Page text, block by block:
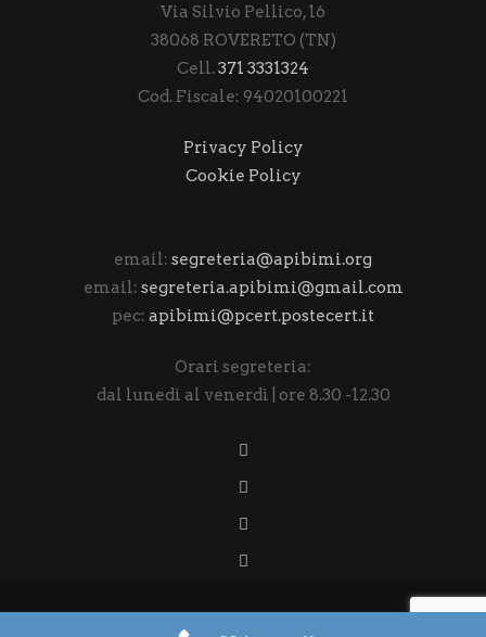
Via Silvio Pellico, 16
38068 ROVERETO (TN)
Cell.371 3331324
Cod. Fiscale: 94020100221
Privacy Policy
Cookie Policy
email: segreteria@apibimi.org
email: segreteria.apibimi@gmail.com
pec: apibimi@pcert.postecert.it
Orari segreteria:
dal lunedì al venerdì | ore 8.30 -12.30
DESIGNED BY